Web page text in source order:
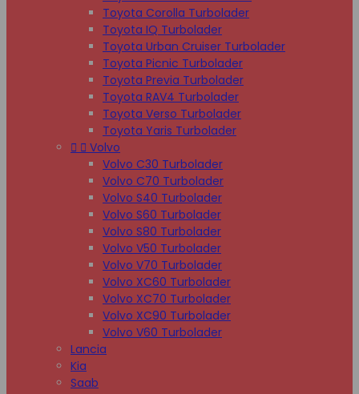
Toyota Corolla Turbolader
Toyota IQ Turbolader
Toyota Urban Cruiser Turbolader
Toyota Picnic Turbolader
Toyota Previa Turbolader
Toyota RAV4 Turbolader
Toyota Verso Turbolader
Toyota Yaris Turbolader
  Volvo
Volvo C30 Turbolader
Volvo C70 Turbolader
Volvo S40 Turbolader
Volvo S60 Turbolader
Volvo S80 Turbolader
Volvo V50 Turbolader
Volvo V70 Turbolader
Volvo XC60 Turbolader
Volvo XC70 Turbolader
Volvo XC90 Turbolader
Volvo V60 Turbolader
Lancia
Kia
Saab